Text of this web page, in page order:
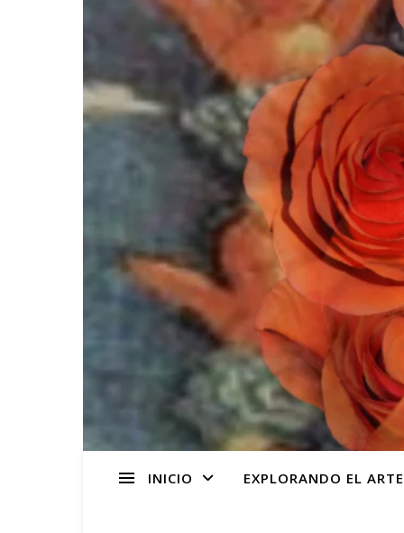
INICIO EXPLORANDO EL